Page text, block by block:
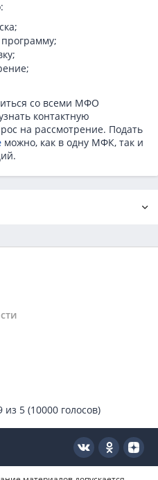
со всеми МФО
контактную
на рассмотрение. Подать
можно, как в одну МФК, так и
из 5 (10000 голосов)